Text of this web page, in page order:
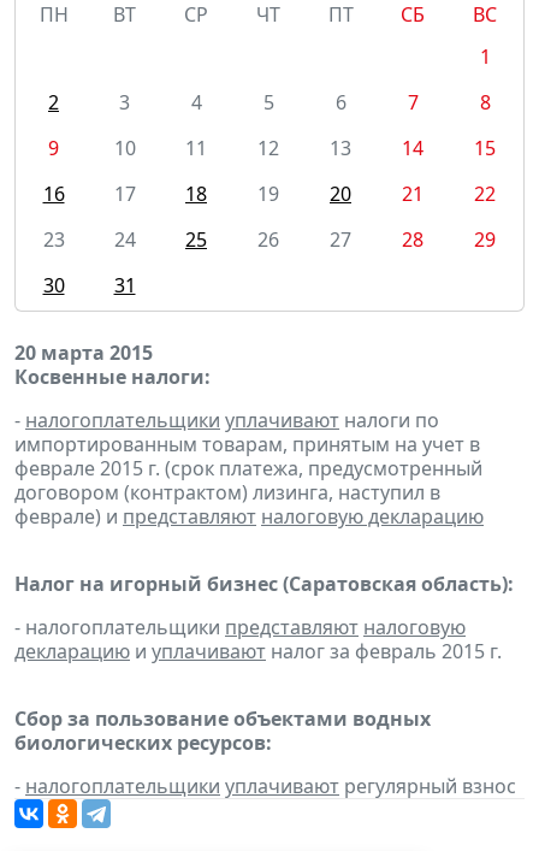
ПН
ВТ СР ЧТ ПТ СБ
ВС
1
2
3 4 5 6 7
8
9
10 11 12 13 14
15
16
17 18 19 20 21
22
23
24 25 26 27 28
29
30
31
20 марта 2015
Косвенные налоги:
- налогоплательщики уплачивают налоги по
импортированным товарам, принятым на учет в
феврале 2015 г. (срок платежа, предусмотренный
договором (контрактом) лизинга, наступил в
феврале) и представляют налоговую декларацию
Налог на игорный бизнес (Саратовская область):
- налогоплательщики представляют налоговую
декларацию и уплачивают налог за февраль 2015 г.
Сбор за пользование объектами водных
биологических ресурсов:
- налогоплательщики уплачивают регулярный взнос